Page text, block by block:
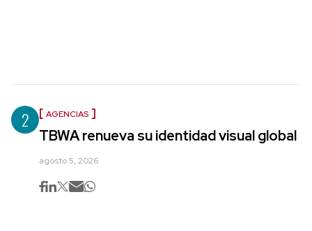
2 AGENCIAS
TBWA renueva su identidad visual global
agosto 5, 2026